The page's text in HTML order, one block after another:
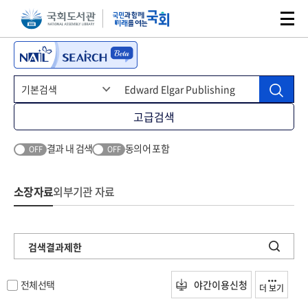
본문 바로가기주메뉴 바로가기
고급검색
OFF 결과 내 검색 OFF 동의어 포함
소장자료외부기관 자료
검색결과제한
전체선택 야간이용신청 더 보기